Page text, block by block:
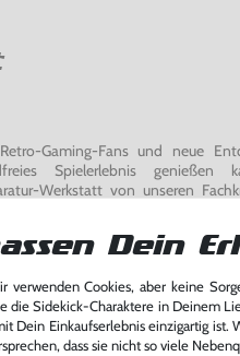
Gaming-Fans und neue
Spielerlebnis genießen
Werkstatt von unseren
bei Bedarf repariert.
uns kaufst oder verkaufst,
und Games zu verlängern und
vermeiden.
Dein
verwenden Cookies, aber keine
die Sidekick-Charaktere in Deinem
Dein Einkaufserlebnis einzigartig
dass sie nicht so viele